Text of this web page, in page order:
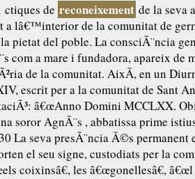
ctiques de reconeixement de la seva
a lâ€™interior de la comunitat de
pietat del poble. La consciÃ¨ncia
com a mare i fundadora, apareix de
de la comunitat. AixÃ­, en un
escrit per a la comunitat de Sant
â€œAnno Domini MCCLXX.
soror AgnÃ¨s , abbatissa prime
La seva presÃ¨ncia Ã©s permanent
el seu signe, custodiats per la
coixinsâ€, les â€œgonellesâ€,